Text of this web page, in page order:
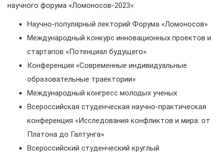
научного форума «Ломоносов-2023»:
Научно-популярный лекторий Форума «Ломоносов»
Международный конкурс инновационных проектов и
стартапов «Потенциал будущего»
Конференция «Современные индивидуальные
образовательные траектории»
Международный конгресс молодых ученых
Всероссийская студенческая научно-практическая
конференция «Исследования конфликтов и мира: от
Платона до Галтунга»
Всероссийский студенческий круглый